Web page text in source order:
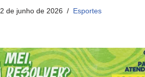
2 de junho de 2026 Esportes